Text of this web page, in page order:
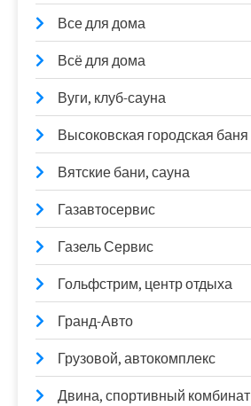
Все для дома
Всё для дома
Вуги, клуб-сауна
Высоковская городская баня
Вятские бани, сауна
Газавтосервис
Газель Сервис
Гольфстрим, центр отдыха
Гранд-Авто
Грузовой, автокомплекс
Двина, спортивный комбинат